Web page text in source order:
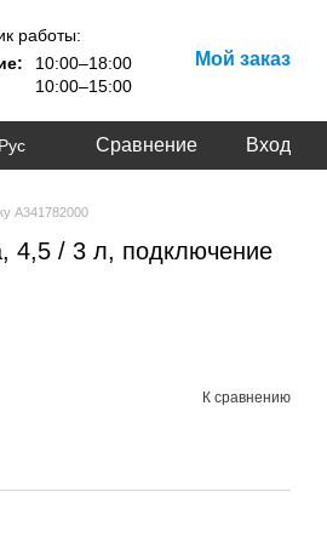
работы:
10:00–18:00
10:00–15:00
Мой заказ
Рус Сравнение Вход
A341782000
4,5 / 3 л, подключение
К сравнению